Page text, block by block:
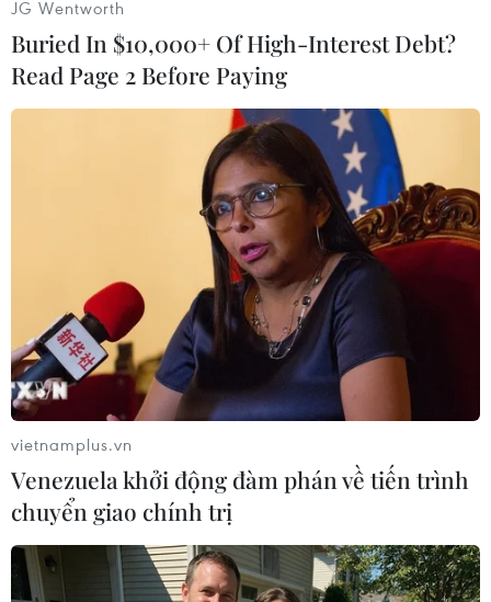
Chạy đua với thời gian, quyết tâm
thắng “giặc” COVID-19
Cuộc chiến chống COVID–19 của những “chiến sỹ áo
trắng” từ khi đại dịch này bùng phát đầu năm 2020 đến
nay vẫn chưa có ngày ngưng nghỉ, bởi luôn tiềm ẩn mối
đe dọa dịch quay trở lại.
JG Wentworth
Buried In $10,000+ Of High-Interest Debt?
Read Page 2 Before Paying
vietnamplus.vn
Venezuela khởi động đàm phán về tiến trình
chuyển giao chính trị